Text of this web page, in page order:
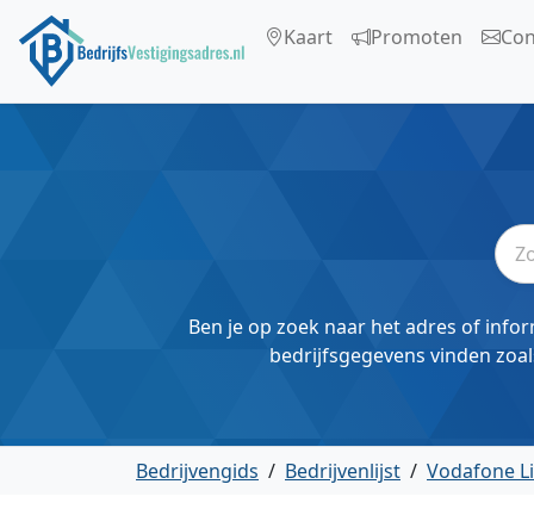
Kaart Promoten
Ben je op zoek naar het adres of
bedrijfsgegevens vinden
Bedrijvengids / Bedrijvenlijst / Vodafone